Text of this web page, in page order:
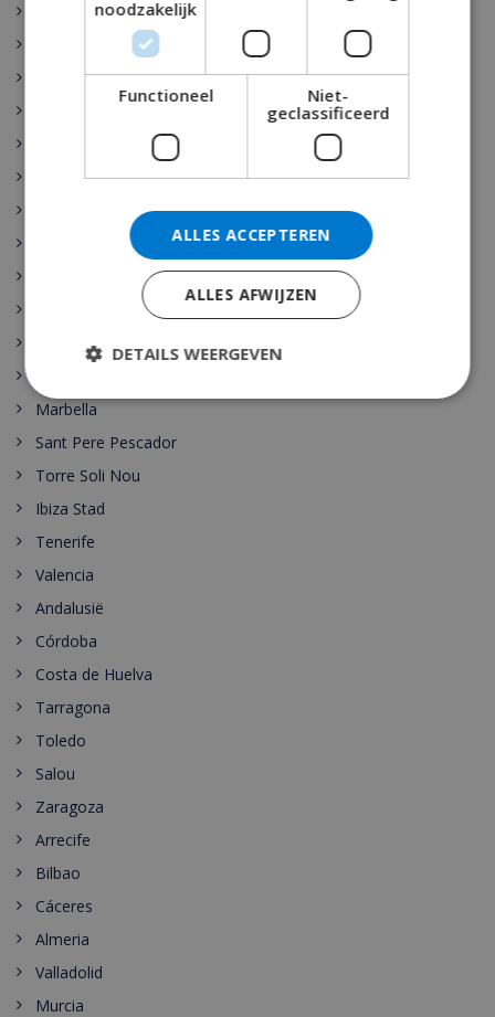
Sant Josep de sa Talaia
Vidreres
Santa Cristina de Aro
Pollensa
Cala Vadella
Marbella
Sant Pere Pescador
Torre Soli Nou
Ibiza Stad
Tenerife
Valencia
Andalusië
Córdoba
Costa de Huelva
Tarragona
Toledo
Salou
Zaragoza
Arrecife
Bilbao
Cáceres
Almeria
Valladolid
Murcia
noodzakelijk
Functioneel
Niet-
geclassificeerd
ALLES ACCEPTEREN
ALLES AFWIJZEN
DETAILS WEERGEVEN